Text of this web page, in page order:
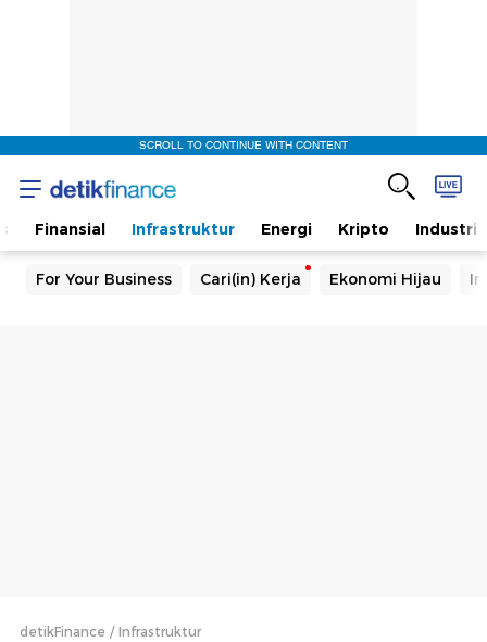
SCROLL TO CONTINUE WITH CONTENT
Finansial Infrastruktur Energi Kripto Industri
For Your Business Cari(in) Kerja Ekonomi Hijau
detikFinance Infrastruktur